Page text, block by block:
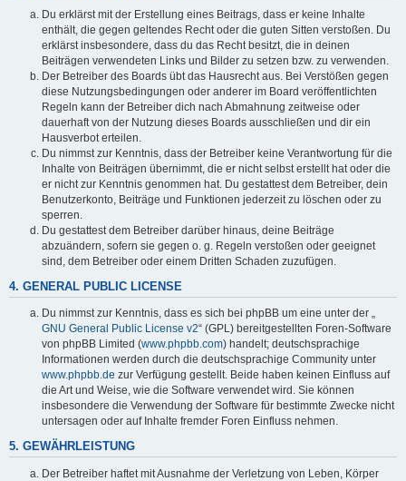
Du erklärst mit der Erstellung eines Beitrags, dass er keine Inhalte
enthält, die gegen geltendes Recht oder die guten Sitten verstoßen. Du
erklärst insbesondere, dass du das Recht besitzt, die in deinen
Beiträgen verwendeten Links und Bilder zu setzen bzw. zu verwenden.
Der Betreiber des Boards übt das Hausrecht aus. Bei Verstößen gegen
diese Nutzungsbedingungen oder anderer im Board veröffentlichten
Regeln kann der Betreiber dich nach Abmahnung zeitweise oder
dauerhaft von der Nutzung dieses Boards ausschließen und dir ein
Hausverbot erteilen.
Du nimmst zur Kenntnis, dass der Betreiber keine Verantwortung für die
Inhalte von Beiträgen übernimmt, die er nicht selbst erstellt hat oder die
er nicht zur Kenntnis genommen hat. Du gestattest dem Betreiber, dein
Benutzerkonto, Beiträge und Funktionen jederzeit zu löschen oder zu
sperren.
Du gestattest dem Betreiber darüber hinaus, deine Beiträge
abzuändern, sofern sie gegen o. g. Regeln verstoßen oder geeignet
sind, dem Betreiber oder einem Dritten Schaden zuzufügen.
4. GENERAL PUBLIC LICENSE
Du nimmst zur Kenntnis, dass es sich bei phpBB um eine unter der „
GNU General Public License v2“ (GPL) bereitgestellten Foren-Software
von phpBB Limited (www.phpbb.com) handelt; deutschsprachige
Informationen werden durch die deutschsprachige Community unter
www.phpbb.de zur Verfügung gestellt. Beide haben keinen Einfluss auf
die Art und Weise, wie die Software verwendet wird. Sie können
insbesondere die Verwendung der Software für bestimmte Zwecke nicht
untersagen oder auf Inhalte fremder Foren Einfluss nehmen.
5. GEWÄHRLEISTUNG
Der Betreiber haftet mit Ausnahme der Verletzung von Leben, Körper